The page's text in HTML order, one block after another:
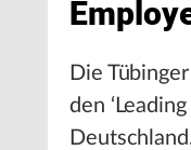
Die
den